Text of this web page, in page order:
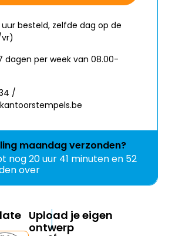
uur besteld, zelfde dag op de
dagen per week van 08.00-
/
maandagverzonden?
nog20 uur 41 minuten en 52
over
Upload je eigen
ontwerp